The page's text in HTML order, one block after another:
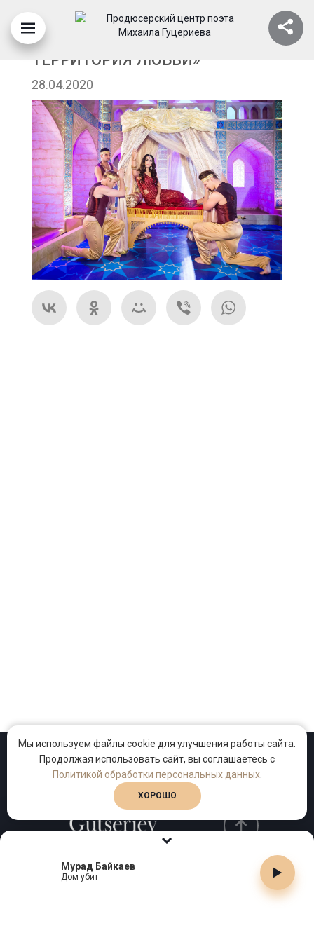
Мурад Байкаев
Дом убит
МЮЗИКЛ «1001 НОЧЬ, ИЛИ
ТЕРРИТОРИЯ ЛЮБВИ»
28.04.2020
Проекты Песни Клипы
Телефон:
Мы используем файлы cookie для улучшения работы сайта.
Продолжая использовать сайт, вы соглашаетесь с
Политикой обработки персональных данных.
ХОРОШО